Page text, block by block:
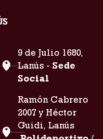
9 de Julio 1680,
Lanús - Sede
Social
Ramón Cabrero
2007 y Héctor
Guidi, Lanús